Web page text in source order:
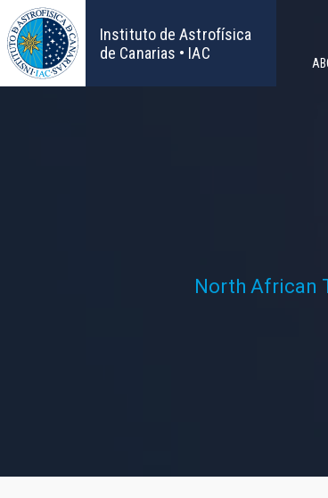
Skip
to
main
content
Instituto de Astrofísica
de Canarias • IAC
North African